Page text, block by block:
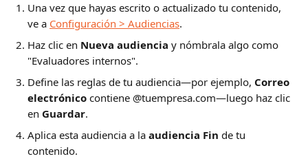
Una vez que hayas escrito o actualizado tu contenido,
ve a Configuración > Audiencias.
Haz clic en Nueva audiencia y nómbrala algo como
"Evaluadores internos".
Define las reglas de tu audiencia—por ejemplo, Correo
electrónico contiene @tuempresa.com—luego haz clic
en Guardar.
Aplica esta audiencia a la audiencia Fin de tu
contenido.